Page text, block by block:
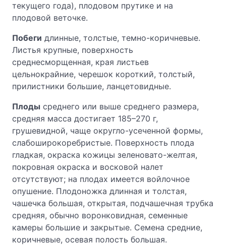
текущего года), плодовом прутике и на
плодовой веточке.
Побеги длинные, толстые, темно-коричневые.
Листья крупные, поверхность
среднесморщенная, края листьев
цельнокрайние, черешок короткий, толстый,
прилистники большие, ланцетовидные.
Плоды среднего или выше среднего размера,
средняя масса достигает 185–270 г,
грушевидной, чаще округло-усеченной формы,
слабоширокоребристые. Поверхность плода
гладкая, окраска кожицы зеленовато-желтая,
покровная окраска и восковой налет
отсутствуют; на плодах имеется войлочное
опушение. Плодоножка длинная и толстая,
чашечка большая, открытая, подчашечная трубка
средняя, обычно воронковидная, семенные
камеры большие и закрытые. Семена средние,
коричневые, осевая полость большая.